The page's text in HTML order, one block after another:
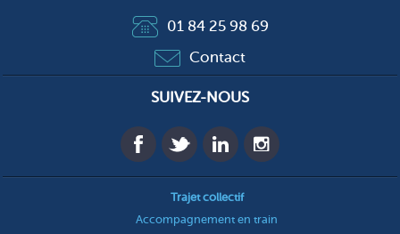
01 84 25 98 69
Contact
SUIVEZ-NOUS
Trajet collectif
Accompagnement en train